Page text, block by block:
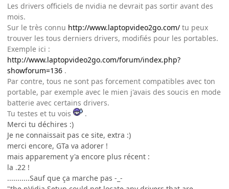
Les drivers officiels de nvidia ne devrait pas sortir avant des
mois.
Sur le très connu http://www.laptopvideo2go.com/ tu peux
trouver les tous derniers drivers, modifiés pour les portables.
Exemple ici :
http://www.laptopvideo2go.com/forum/index.php?
showforum=136 .
Par contre, tous ne sont pas forcement compatibles avec ton
portable, par exemple avec le mien j'avais des soucis en mode
batterie avec certains drivers.
Tu testes et tu vois
.
Merci tu déchires :)
Je ne connaissait pas ce site, extra :)
merci encore, GTa va adorer !
mais apparement y'a encore plus récent :
la .22 !
...........Sauf que ça marche pas -_-